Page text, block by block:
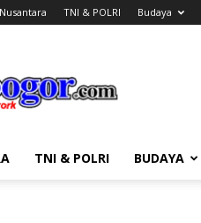
Nusantara TNI & POLRI Budaya
Bogor
TNI & POLRI BUDAYA